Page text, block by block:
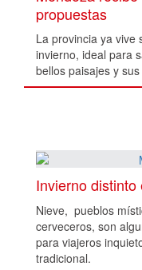
propuestas
La provincia ya vive
invierno, ideal para
bellos paisajes y
Invierno
Nieve, pueblos
cerveceros, son
para viajeros
tradicional.